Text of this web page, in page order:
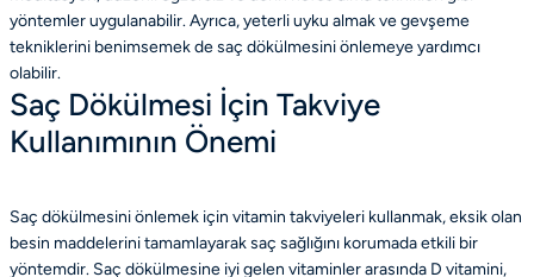
yöntemler uygulanabilir. Ayrıca, yeterli uyku almak ve gevşeme
tekniklerini benimsemek de saç dökülmesini önlemeye yardımcı
olabilir.
Saç Dökülmesi İçin Takviye
Kullanımının Önemi
Saç dökülmesini önlemek için vitamin takviyeleri kullanmak, eksik olan
besin maddelerini tamamlayarak saç sağlığını korumada etkili bir
yöntemdir. Saç dökülmesine iyi gelen vitaminler arasında D vitamini,